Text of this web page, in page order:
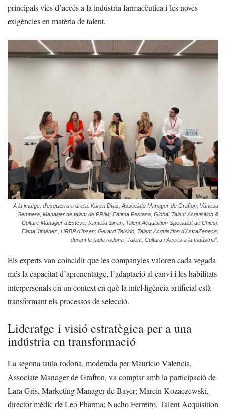
principals vies d’accés a la indústria farmacèutica i les noves
exigències en matèria de talent.
A la imatge, d’esquerra a dreta: Karen Díaz, Associate Manager de Grafton; Vanesa
Sempere, Manager de talent de PRIM; Fátima Pestana, Global Talent Acquisition &
Culture Manager d’Esteve; Kamelia Sinan, Talent Acquisition Specialist de Chiesi;
Elena Jiménez, HRBP d’Ipsen; Gerard Teixidó, Talent Acquisition d’AstraZeneca;
durant la taula rodona “Talent, Cultura i Accés a la Indústria”.
Els experts van coincidir que les companyies valoren cada vegada
més la capacitat d’aprenentatge, l’adaptació al canvi i les habilitats
interpersonals en un context en què la intel·ligència artificial està
transformant els processos de selecció.
Lideratge i visió estratègica per a una
indústria en transformació
La segona taula rodona, moderada per Mauricio Valencia,
Associate Manager de Grafton, va comptar amb la participació de
Lara Gris, Marketing Manager de Bayer; Marcin Kozaezewski,
director mèdic de Leo Pharma; Nacho Ferreiro, Talent Acquisition